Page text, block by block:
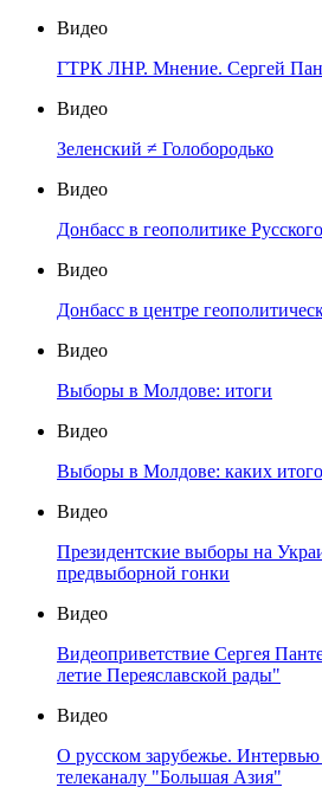
Видео
ГТРК ЛНР. Мнение. Сергей
Видео
Зеленский ≠ Голобородько
Видео
Донбасс в геополитике
Видео
Донбасс в центре
Видео
Выборы в Молдове: итоги
Видео
Выборы в Молдове: каких
Видео
Президентские выборы на
предвыборной гонки
Видео
Видеоприветствие Сергея
летие Переяславской рады"
Видео
О русском зарубежье. Интервью
телеканалу "Большая Азия"